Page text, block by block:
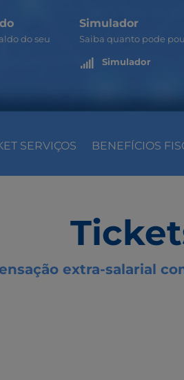
do seu
Simulador
Saiba quanto pode
 Simulador
SERVIÇOS BENEFÍCIOS
extra-salarial